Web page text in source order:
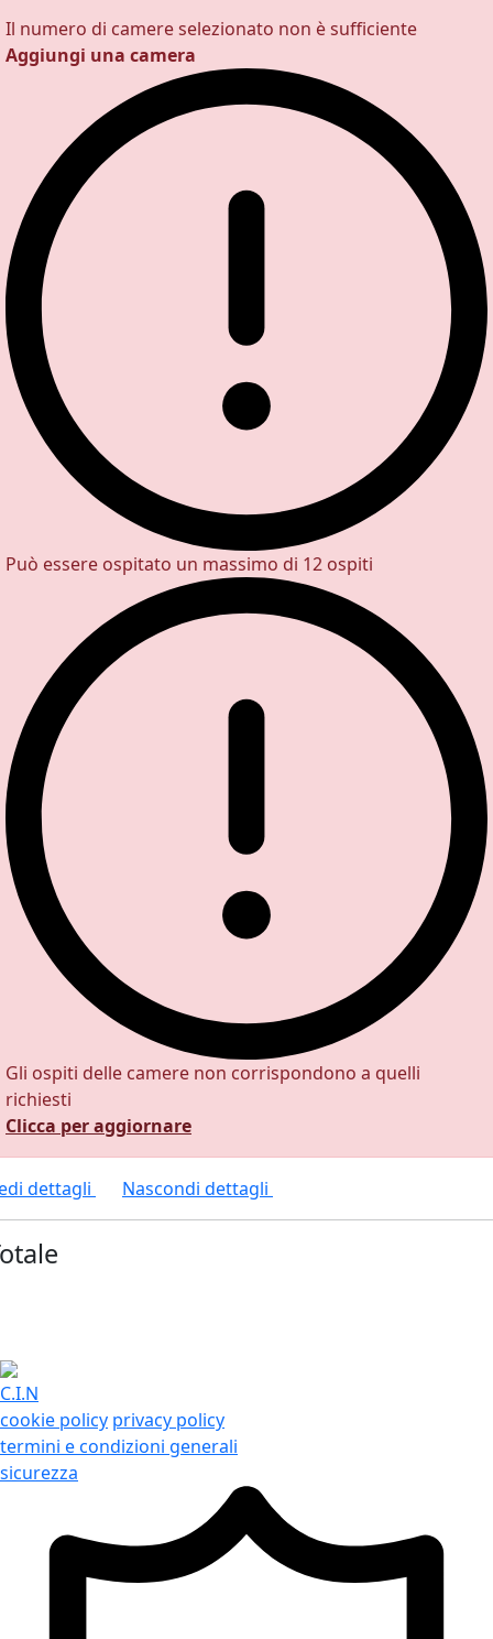
Il numero di camere selezionato non è sufficiente
Aggiungi una camera
Può essere ospitato un massimo di 12 ospiti
Gli ospiti delle camere non corrispondono a quelli
richiesti
Clicca per aggiornare
dettagli Nascondi dettagli
C.I.N
cookie policy privacy policy
termini e condizioni generali
sicurezza